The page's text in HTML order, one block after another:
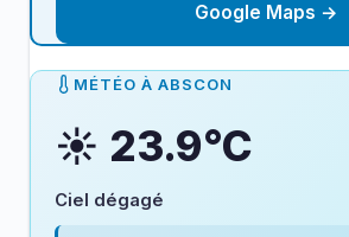
Google Maps →
MÉTÉO À ABSCON
☀️ 23.9°C
Ciel dégagé